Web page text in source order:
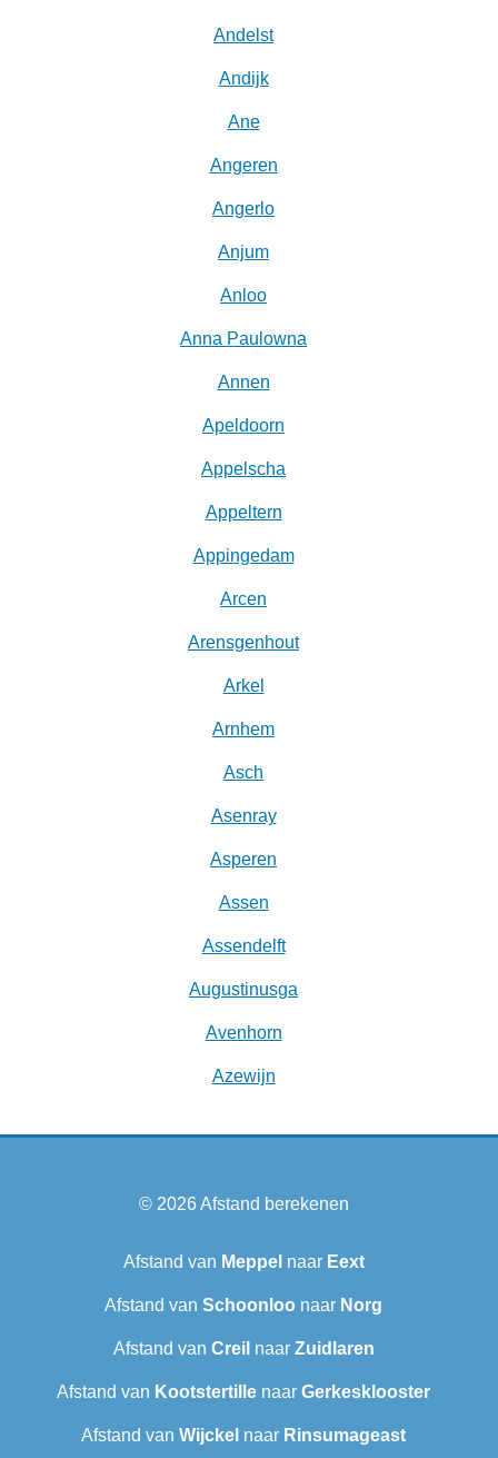
Andelst
Andijk
Ane
Angeren
Angerlo
Anjum
Anloo
Anna Paulowna
Annen
Apeldoorn
Appelscha
Appeltern
Appingedam
Arcen
Arensgenhout
Arkel
Arnhem
Asch
Asenray
Asperen
Assen
Assendelft
Augustinusga
Avenhorn
Azewijn
© 2026Afstand berekenen
Afstand van Meppel naar Eext
Afstand van Schoonloo naar Norg
Afstand van Creil naar Zuidlaren
Afstand van Kootstertille naar Gerkesklooster
Afstand van Wijckel naar Rinsumageast